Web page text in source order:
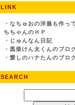
LINK
・ なちゅおの洋服も作っ
ちちゃんのＨＰ
・ じゅんなん日記
・ 黒柴けん太くんのブロ
・ 愛しのハナたんのブロ
SEARCH